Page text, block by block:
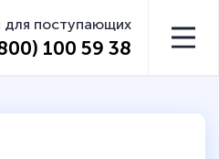
для поступающих
100 59 38